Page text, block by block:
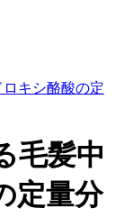
キシ酪酸の定
毛髪中
定量分